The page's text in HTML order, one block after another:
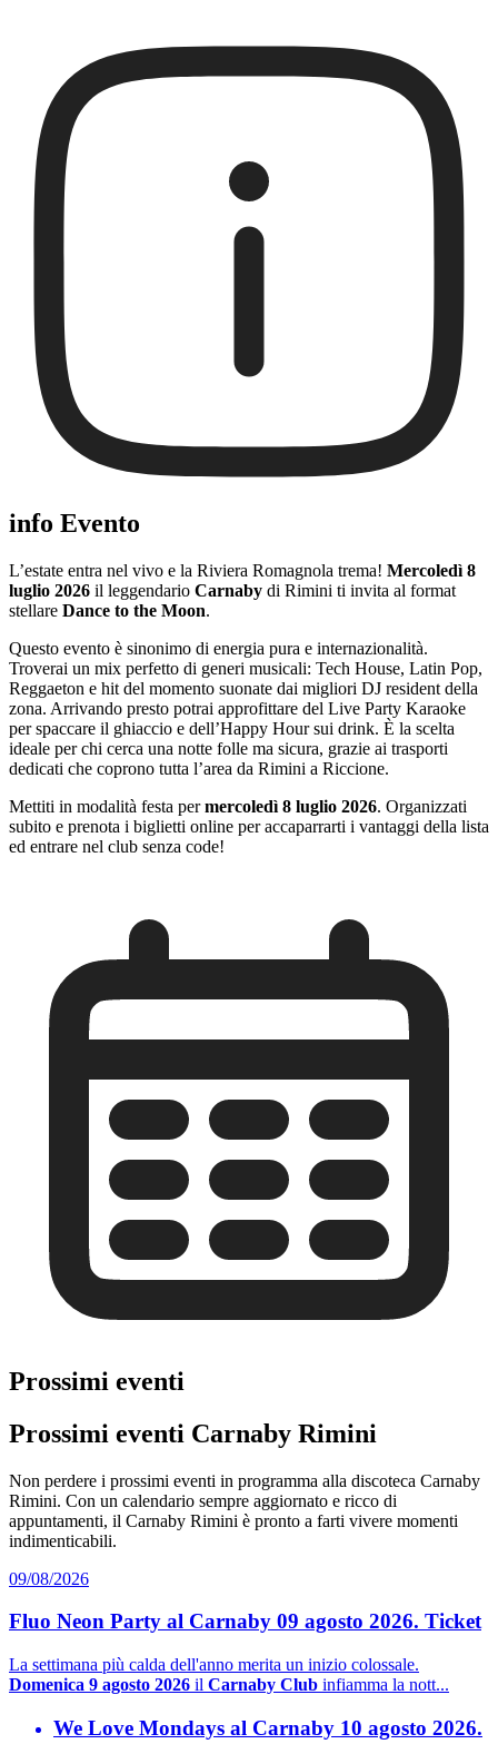
info Evento
L’estate entra nel vivo e la Riviera Romagnola trema! Mercoledì 8
luglio 2026 il leggendario Carnaby di Rimini ti invita al format
stellare Dance to the Moon.
Questo evento è sinonimo di energia pura e internazionalità.
Troverai un mix perfetto di generi musicali: Tech House, Latin Pop,
Reggaeton e hit del momento suonate dai migliori DJ resident della
zona. Arrivando presto potrai approfittare del Live Party Karaoke
per spaccare il ghiaccio e dell’Happy Hour sui drink. È la scelta
ideale per chi cerca una notte folle ma sicura, grazie ai trasporti
dedicati che coprono tutta l’area da Rimini a Riccione.
Mettiti in modalità festa permercoledì 8 luglio 2026. Organizzati
subito e prenota i biglietti online per accaparrarti i vantaggi della lista
ed entrare nel club senza code!
Prossimi eventi
Prossimi eventi Carnaby Rimini
Non perdere i prossimi eventi in programma alla discoteca Carnaby
Rimini. Con un calendario sempre aggiornato e ricco di
appuntamenti, il Carnaby Rimini è pronto a farti vivere momenti
indimenticabili.
09/08/2026
Fluo Neon Party al Carnaby 09 agosto 2026. Ticket
La settimana più calda dell'anno merita un inizio colossale.
Domenica 9 agosto 2026 il Carnaby Club infiamma la nott...
We Love Mondays al Carnaby 10 agosto 2026.